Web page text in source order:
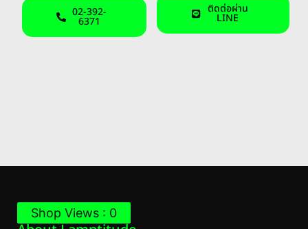
02-392-
6371
ติดต่อผ่าน
LINE
Shop Views : 0